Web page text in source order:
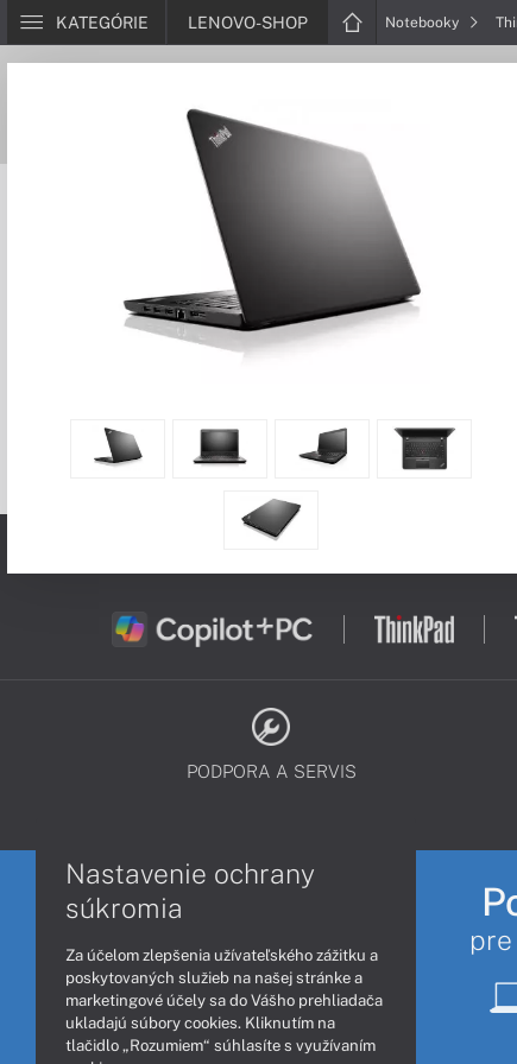
KATEGÓRIE LENOVO-SHOP Notebooky
PODPORA A SERVIS
Nastavenie ochrany
súkromia
Za účelom zlepšenia užívateľského zážitku a
poskytovaných služieb na našej stránke a
marketingové účely sa do Vášho prehliadača
ukladajú súbory cookies. Kliknutím na
tlačidlo „Rozumiem“ súhlasíte s využívaním